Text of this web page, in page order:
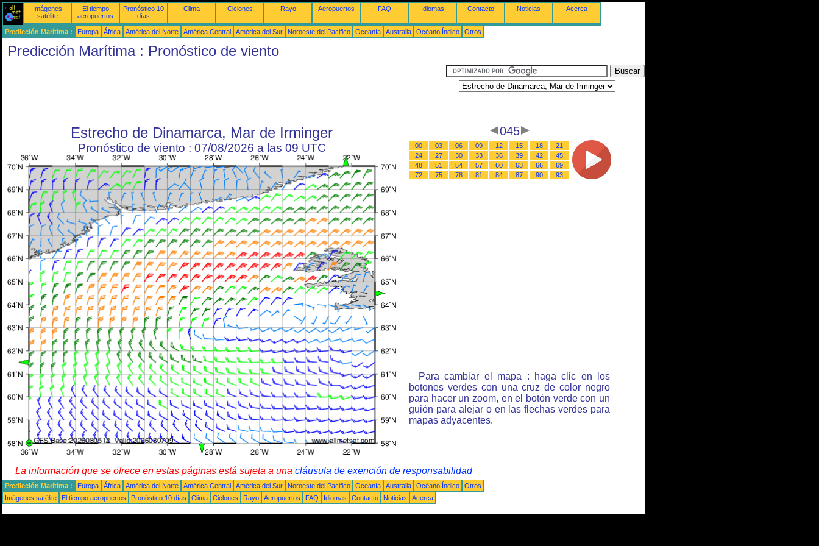
Imágenes
satélite
El tiempo
aeropuertos
Pronóstico 10
días
Clima Ciclones Rayo Aeropuertos FAQ Idiomas Contacto Noticias Acerca
Predicción Marítima : Europa África América del Norte América Central América del Sur Noroeste del Pacifico Oceanía Australia Océano Índico Otros
Predicción Marítima : Pronóstico de viento
Estrecho de Dinamarca, Mar de Irminger
Pronóstico de viento : 07/08/2026 a las 09 UTC
045
00 03 06 09 12 15 18
21
24
27 30 33 36 39 42
45
48
51 54 57 60 63 66
69
72
75 78 81 84 87 90 93
Para cambiar el mapa : haga clic en los
botones verdes con una cruz de color negro
para hacer un zoom, en el botón verde con un
guión para alejar o en las flechas verdes para
mapas adyacentes.
La información que se ofrece en estas páginas está sujeta a una cláusula de exención de responsabilidad
Predicción Marítima : Europa África América del Norte América Central América del Sur Noroeste del Pacifico Oceanía Australia Océano Índico
Otros
Imágenes satélite
El tiempo aeropuertos Pronóstico 10 días Clima Ciclones Rayo Aeropuertos FAQ Idiomas Contacto Noticias Acerca